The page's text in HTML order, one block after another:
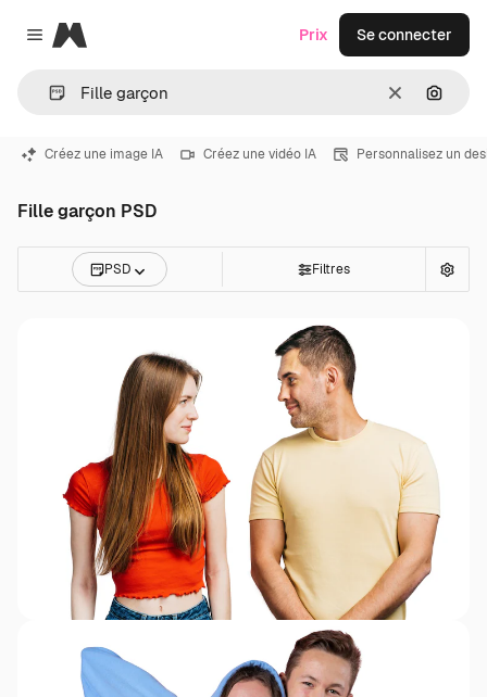
Close menu
Magnific
Effacer
Prix Se connecter
Créez une image IA Créez une vidéo IA Personnalisez un
Fille garçon PSD
PSD Filtres